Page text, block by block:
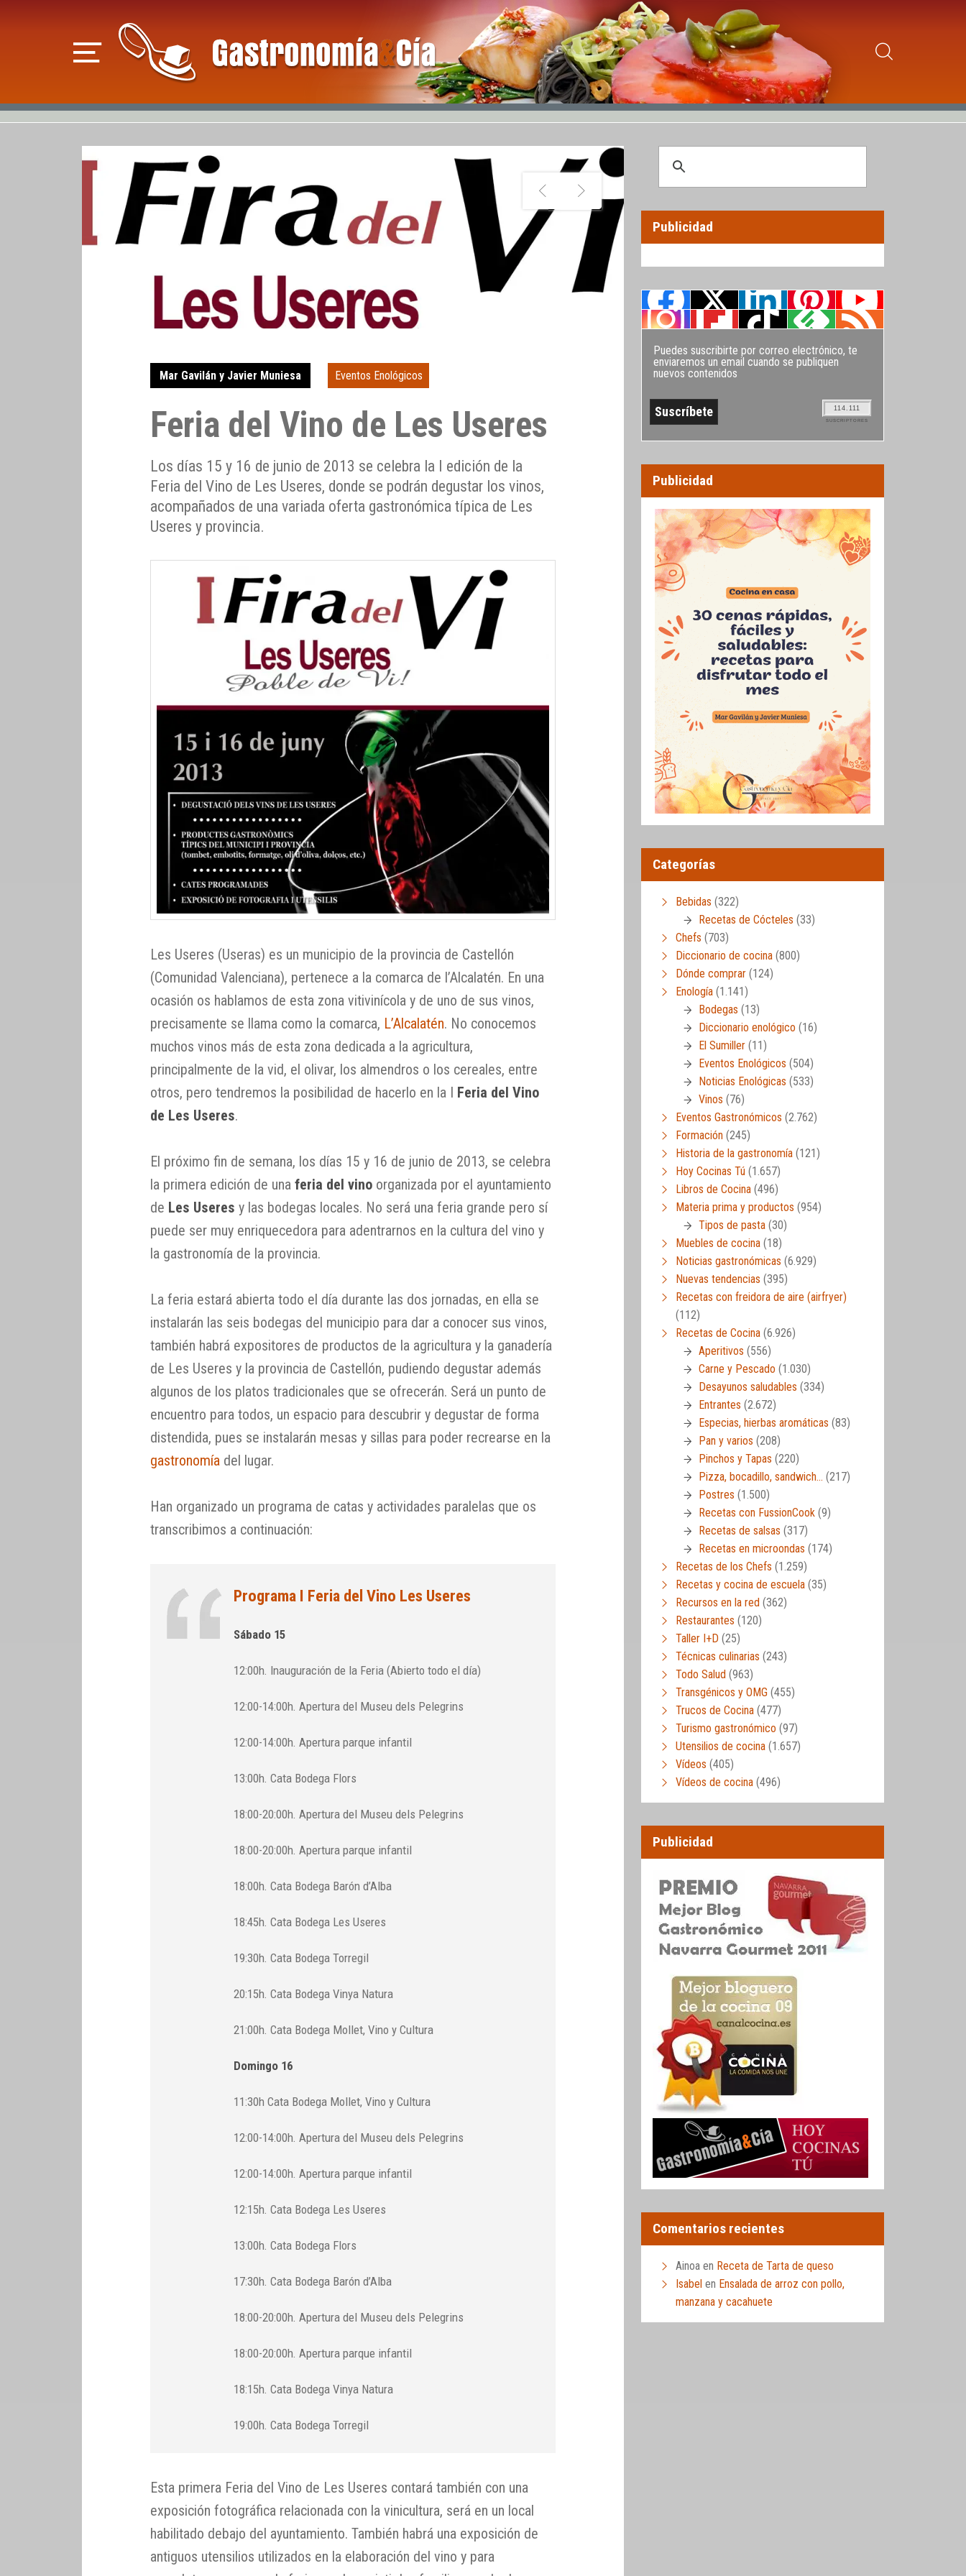
Mar Gavilán y Javier Muniesa Eventos Enológicos
Feria del Vino de Les Useres
Los días 15 y 16 de junio de 2013 se celebra la I edición de la
Feria del Vino de Les Useres, donde se podrán degustar los vinos,
acompañados de una variada oferta gastronómica típica de Les
Useres y provincia.
Les Useres (Useras) es un municipio de la provincia de Castellón
(Comunidad Valenciana), pertenece a la comarca de l’Alcalatén. En una
ocasión os hablamos de esta zona vitivinícola y de uno de sus vinos,
precisamente se llama como la comarca, L’Alcalatén. No conocemos
muchos vinos más de esta zona dedicada a la agricultura,
principalmente de la vid, el olivar, los almendros o los cereales, entre
otros, pero tendremos la posibilidad de hacerlo en la I
Feria del Vino
de Les Useres.
El próximo fin de semana, los días 15 y 16 de junio de 2013, se celebra
la primera edición de unaferia del vino organizada por el ayuntamiento
de Les Useres y las bodegas locales. No será una feria grande pero sí
puede ser muy enriquecedora para adentrarnos en la cultura del vino y
la gastronomía de la provincia.
La feria estará abierta todo el día durante las dos jornadas, en ella se
instalarán las seis bodegas del municipio para dar a conocer sus vinos,
también habrá expositores de productos de la agricultura y la ganadería
de Les Useres y la provincia de Castellón, pudiendo degustar además
algunos de los platos tradicionales que se ofrecerán. Será un punto de
encuentro para todos, un espacio para descubrir y degustar de forma
distendida, pues se instalarán mesas y sillas para poder recrearse en la
gastronomía del lugar.
Han organizado un programa de catas y actividades paralelas que os
transcribimos a continuación:
Programa I Feria del Vino Les Useres
Sábado 15
12:00h. Inauguración de la Feria (Abierto todo el día)
12:00-14:00h. Apertura del Museu dels Pelegrins
12:00-14:00h. Apertura parque infantil
13:00h. Cata Bodega Flors
18:00-20:00h. Apertura del Museu dels Pelegrins
18:00-20:00h. Apertura parque infantil
18:00h. Cata Bodega Barón d’Alba
18:45h. Cata Bodega Les Useres
19:30h. Cata Bodega Torregil
20:15h. Cata Bodega Vinya Natura
21:00h. Cata Bodega Mollet, Vino y Cultura
Domingo 16
11:30h Cata Bodega Mollet, Vino y Cultura
12:00-14:00h. Apertura del Museu dels Pelegrins
12:00-14:00h. Apertura parque infantil
12:15h. Cata Bodega Les Useres
13:00h. Cata Bodega Flors
17:30h. Cata Bodega Barón d’Alba
18:00-20:00h. Apertura del Museu dels Pelegrins
18:00-20:00h. Apertura parque infantil
18:15h. Cata Bodega Vinya Natura
19:00h. Cata Bodega Torregil
Esta primera Feria del Vino de Les Useres contará también con una
exposición fotográfica relacionada con la vinicultura, será en un local
habilitado debajo del ayuntamiento. También habrá una exposición de
antiguos utensilios utilizados en la elaboración del vino y para
Publicidad
Puedes suscribirte por correo electrónico, te
enviaremos un email cuando se publiquen
nuevos contenidos
114.111
SUSCRIPTORES
Publicidad
Categorías
Bebidas (322)
Recetas de Cócteles (33)
Chefs (703)
Diccionario de cocina (800)
Dónde comprar (124)
Enología (1.141)
Bodegas (13)
Diccionario enológico (16)
El Sumiller (11)
Eventos Enológicos (504)
Noticias Enológicas (533)
Vinos (76)
Eventos Gastronómicos (2.762)
Formación (245)
Historia de la gastronomía (121)
Hoy Cocinas Tú (1.657)
Libros de Cocina (496)
Materia prima y productos (954)
Tipos de pasta (30)
Muebles de cocina (18)
Noticias gastronómicas (6.929)
Nuevas tendencias (395)
Recetas con freidora de aire (airfryer)
(112)
Recetas de Cocina (6.926)
Aperitivos (556)
Carne y Pescado (1.030)
Desayunos saludables (334)
Entrantes (2.672)
Especias, hierbas aromáticas (83)
Pan y varios (208)
Pinchos y Tapas (220)
Pizza, bocadillo, sandwich… (217)
Postres (1.500)
Recetas con FussionCook (9)
Recetas de salsas (317)
Recetas en microondas (174)
Recetas de los Chefs (1.259)
Recetas y cocina de escuela (35)
Recursos en la red (362)
Restaurantes (120)
Taller I+D (25)
Técnicas culinarias (243)
Todo Salud (963)
Transgénicos y OMG (455)
Trucos de Cocina (477)
Turismo gastronómico (97)
Utensilios de cocina (1.657)
Vídeos (405)
Vídeos de cocina (496)
Publicidad
Comentarios recientes
Ainoa en Receta de Tarta de queso
Isabel en Ensalada de arroz con pollo,
manzana y cacahuete